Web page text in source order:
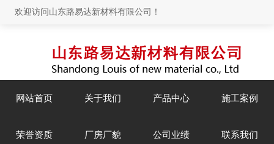
欢迎访问山东路易达新材料有限公司！
网站首页 关于我们 产品中心 施工案例
荣誉资质 厂房厂貌 公司业绩 联系我们